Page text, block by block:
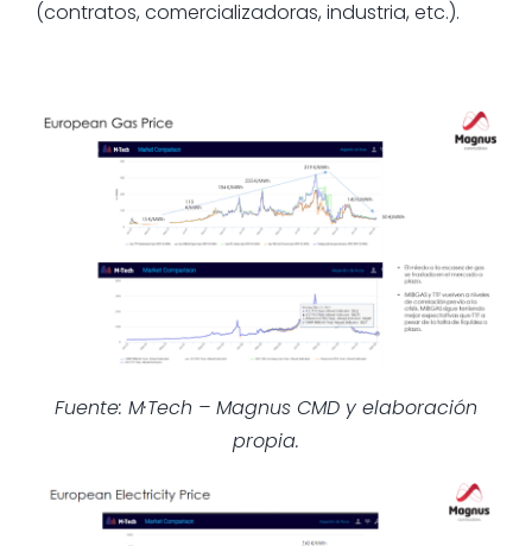
(contratos, comercializadoras, industria, etc.).
Fuente: M·Tech – Magnus CMD y elaboración
propia.